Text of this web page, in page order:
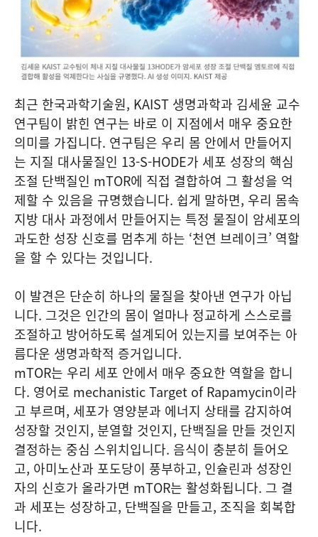
최근 한국과학기술원, KAIST 생명과학과 김세윤 교수
연구팀이 밝힌 연구는 바로 이 지점에서 매우 중요한
의미를 가집니다. 연구팀은 우리 몸 안에서 만들어지
는 지질 대사물질인 13-S-HODE가 세포 성장의 핵심
조절 단백질인 mTOR에 직접 결합하여 그 활성을 억
제할 수 있음을 규명했습니다. 쉽게 말하면, 우리 몸속
지방 대사 과정에서 만들어지는 특정 물질이 암세포의
과도한 성장 신호를 멈추게 하는 ‘천연 브레이크’ 역할
을 할 수 있다는 것입니다.
이 발견은 단순히 하나의 물질을 찾아낸 연구가 아닙
니다. 그것은 인간의 몸이 얼마나 정교하게 스스로를
조절하고 방어하도록 설계되어 있는지를 보여주는 아
름다운 생명과학적 증거입니다.
mTOR는 우리 세포 안에서 매우 중요한 역할을 합니
다. 영어로 mechanistic Target of Rapamycin이라
고 부르며, 세포가 영양분과 에너지 상태를 감지하여
성장할 것인지, 분열할 것인지, 단백질을 만들 것인지
결정하는 중심 스위치입니다. 음식이 충분히 들어오
고, 아미노산과 포도당이 풍부하고, 인슐린과 성장인
자의 신호가 올라가면 mTOR는 활성화됩니다. 그 결
과 세포는 성장하고, 단백질을 만들고, 조직을 회복합
니다.